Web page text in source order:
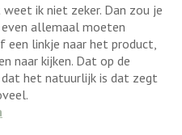
ik niet zeker. Dan zou je
allemaal moeten
een linkje naar het product,
naar kijken. Dat op de
het natuurlijk is dat zegt